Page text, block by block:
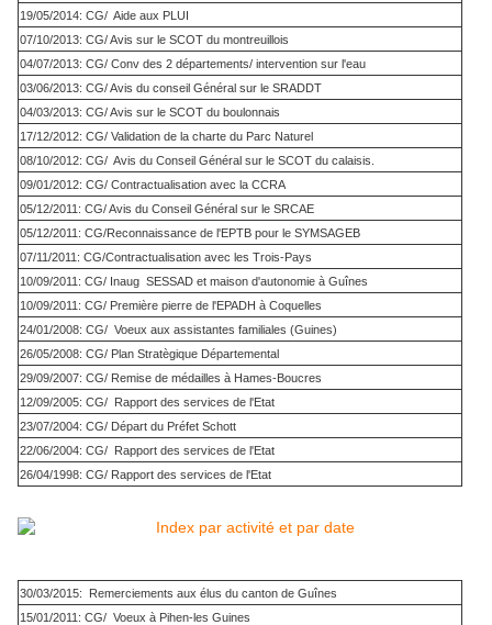
19/05/2014: CG/ Aide aux PLUI
07/10/2013: CG/ Avis sur le SCOT du montreuillois
04/07/2013: CG/ Conv des 2 départements/ intervention sur l'eau
03/06/2013: CG/ Avis du conseil Général sur le SRADDT
04/03/2013: CG/ Avis sur le SCOT du boulonnais
17/12/2012: CG/ Validation de la charte du Parc Naturel
08/10/2012: CG/ Avis du Conseil Général sur le SCOT du calaisis.
09/01/2012: CG/ Contractualisation avec la CCRA
05/12/2011: CG/ Avis du Conseil Général sur le SRCAE
05/12/2011: CG/Reconnaissance de l'EPTB pour le SYMSAGEB
07/11/2011: CG/Contractualisation avec les Trois-Pays
10/09/2011: CG/ Inaug SESSAD et maison d'autonomie à Guînes
10/09/2011: CG/ Première pierre de l'EPADH à Coquelles
24/01/2008: CG/ Voeux aux assistantes familiales (Guines)
26/05/2008: CG/ Plan Stratègique Départemental
29/09/2007: CG/ Remise de médailles à Hames-Boucres
12/09/2005: CG/ Rapport des services de l'Etat
23/07/2004: CG/ Départ du Préfet Schott
22/06/2004: CG/ Rapport des services de l'Etat
26/04/1998: CG/ Rapport des services de l'Etat
30/03/2015: Remerciements aux élus du canton de Guînes
15/01/2011: CG/ Voeux à Pihen-les Guines